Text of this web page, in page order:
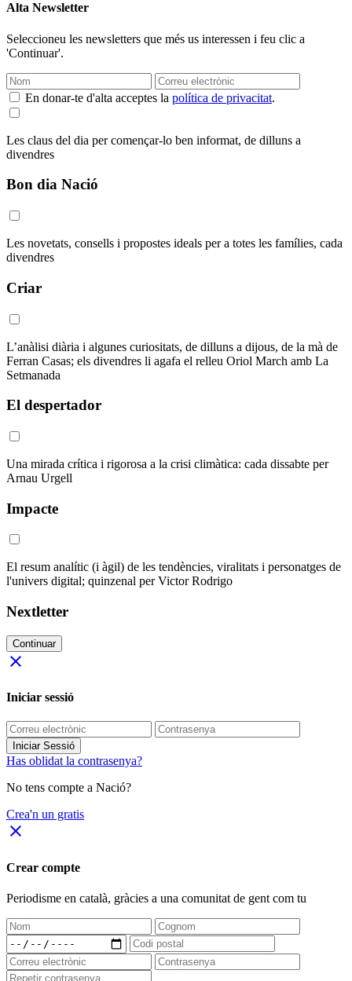
Alta Newsletter
Seleccioneu les newsletters que més us interessen i feu clic a
'Continuar'.
En donar-te d'alta acceptes la política de privacitat.
Les claus del dia per començar-lo ben informat, de dilluns a
divendres
Bon dia Nació
Les novetats, consells i propostes ideals per a totes les famílies, cada
divendres
Criar
L’anàlisi diària i algunes curiositats, de dilluns a dijous, de la mà de
Ferran Casas; els divendres li agafa el relleu Oriol March amb La
Setmanada
El despertador
Una mirada crítica i rigorosa a la crisi climàtica: cada dissabte per
Arnau Urgell
Impacte
El resum analític (i àgil) de les tendències, viralitats i personatges de
l'univers digital; quinzenal per Victor Rodrigo
Nextletter
Continuar
close
Iniciar sessió
Iniciar Sessió
Has oblidat la contrasenya?
No tens compte a Nació?
Crea'n un gratis
close
Crear compte
Periodisme en català, gràcies a una comunitat de gent com tu